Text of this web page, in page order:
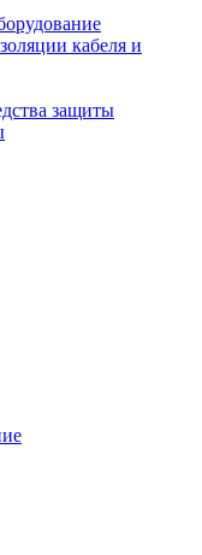
кабеля и
защиты